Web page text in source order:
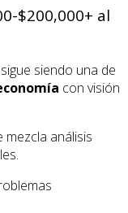
$200,000+ al
siendo una de
con visión
análisis